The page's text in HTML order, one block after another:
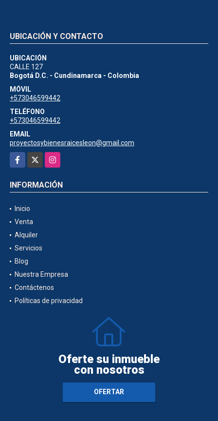
UBICACIÓN Y CONTACTO
UBICACIÓN
CALLE 127
Bogotá D.C. - Cundinamarca - Colombia
MÓVIL
+573046599442
TELÉFONO
+573046599442
EMAIL
proyectosybienesraicesleon@gmail.com
Facebook
Instagram
INFORMACIÓN
Inicio
Venta
Alquiler
Servicios
Blog
Nuestra Empresa
Contáctenos
Políticas de privacidad
Oferte su inmueble
con nosotros
OFERTAR